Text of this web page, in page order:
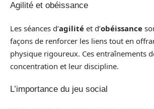
Agilité et obéissance
Les séances d’agilité et d’obéissance
façons de renforcer les liens tout en
physique rigoureux. Ces entraînements
concentration et leur discipline.
L’importance du jeu social